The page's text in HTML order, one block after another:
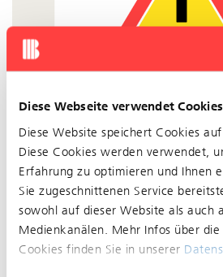
Diese Webseite verwendet Cookies
Diese Website speichert Cookies
Diese Cookies werden verwendet,
Erfahrung zu optimieren und Ihnen
Sie zugeschnittenen Service
sowohl auf dieser Website als auch
Medienkanälen. Mehr Infos über
Cookies finden Sie in unserer
Normalisierung zwischen
Bergmattenweg und Dornach
Bereich Pfeffingen (CH),
26.05.2026